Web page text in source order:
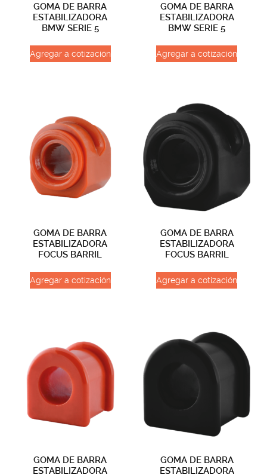
GOMA DE BARRA
ESTABILIZADORA
BMW SERIE 5
Agregar a cotización
GOMA DE BARRA
ESTABILIZADORA
BMW SERIE 5
Agregar a cotización
GOMA DE BARRA
ESTABILIZADORA
FOCUS BARRIL
Agregar a cotización
GOMA DE BARRA
ESTABILIZADORA
FOCUS BARRIL
Agregar a cotización
GOMA DE BARRA
ESTABILIZADORA
GOMA DE BARRA
ESTABILIZADORA